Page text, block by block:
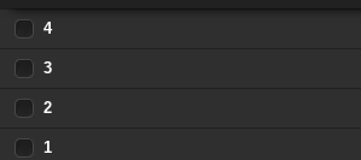
вече дойдоха, какви закани, ти не гледаш ли ТВ?
Жоро.
4
3
2
1